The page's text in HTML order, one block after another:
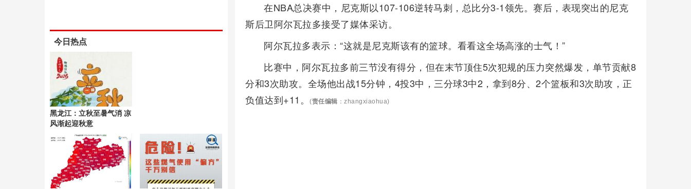
在NBA总决赛中，尼克斯以107-106逆转马刺，总比分3-1领先。赛后，表现突出的尼克
斯后卫阿尔瓦拉多接受了媒体采访。
阿尔瓦拉多表示：“这就是尼克斯该有的篮球。看看这全场高涨的士气！”
比赛中，阿尔瓦拉多前三节没有得分，但在末节顶住5次犯规的压力突然爆发，单节贡献8
分和3次助攻。全场他出战15分钟，4投3中，三分球3中2，拿到8分、2个篮板和3次助攻，正
负值达到+11。
(责任编辑 ：zhangxiaohua)
今日热点
黑龙江：立秋至暑气消 凉
风渐起迎秋意